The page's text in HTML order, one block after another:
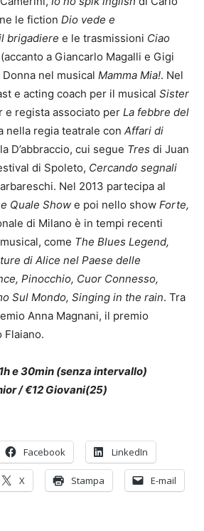
le fiction Dio vede e
brigadiere e le trasmissioni Ciao
(accanto a Giancarlo Magalli e Gigi
nel musical Mamma Mia!. Nel
e acting coach per il musical Sister
e regista associato per La febbre del
nella regia teatrale con Affari di
D’abbraccio, cui segue Tres di Juan
di Spoleto, Cercando segnali
Nel 2013 partecipa al
Quale Show e poi nello show Forte,
di Milano è in tempi recenti
come The Blues Legend,
di Alice nel Paese delle
Pinocchio, Cuor Connesso,
Sul Mondo, Singing in the rain. Tra
Anna Magnani, il premio
Flaiano.
e 30min (senza intervallo)
/ €12 Giovani(25)
Facebook LinkedIn
X Stampa E-mail